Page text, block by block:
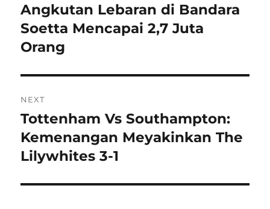
post:
Angkutan Lebaran di Bandara
Soetta Mencapai 2,7 Juta
Orang
NEXT
Next
post:
Tottenham Vs Southampton:
Kemenangan Meyakinkan The
Lilywhites 3-1